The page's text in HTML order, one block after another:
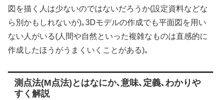
図を描く人は少ないのではないだろうか(設定資料などな
ら別かもしれないが)｡3Dモデルの作成でも平面図を用い
ない人がいる(人間や自然といった複雑なものは直感的に
作成したほうがうまくいくことがある)｡
測点法(M点法)とはなにか､意味､定義､わかりや
すく解説